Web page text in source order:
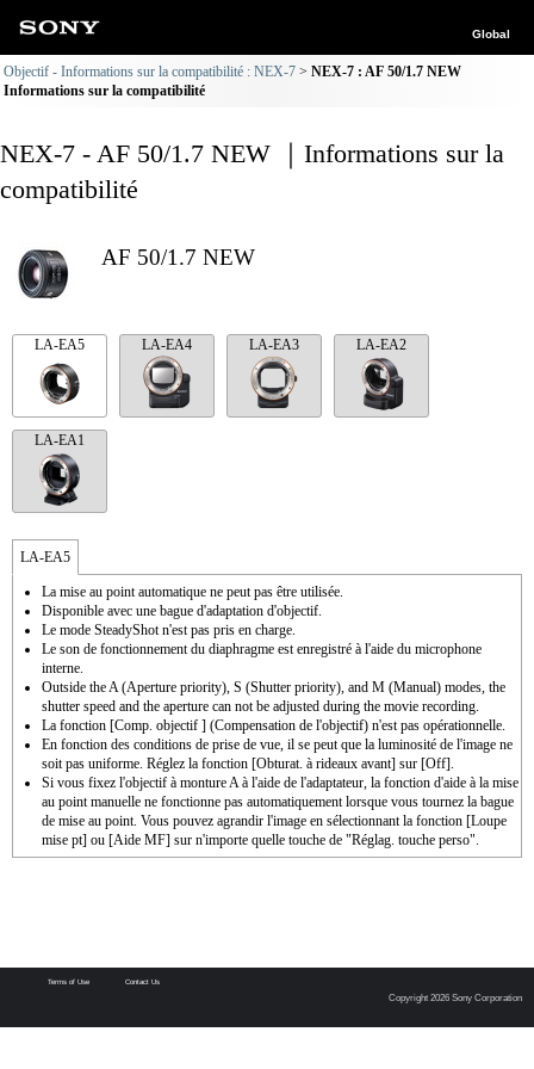
Global
Objectif - Informations sur la compatibilité : NEX-7
NEX-7 : AF 50/1.7 NEW
Informations sur la compatibilité
NEX-7 - AF 50/1.7 NEW ｜Informations sur la
compatibilité
AF 50/1.7 NEW
LA-EA5 LA-EA4 LA-EA3 LA-EA2
LA-EA1
LA-EA5
La mise au point automatique ne peut pas être utilisée.
Disponible avec une bague d'adaptation d'objectif.
Le mode SteadyShot n'est pas pris en charge.
Le son de fonctionnement du diaphragme est enregistré à l'aide du microphone
interne.
Outside the A (Aperture priority), S (Shutter priority), and M (Manual) modes, the
shutter speed and the aperture can not be adjusted during the movie recording.
La fonction [Comp. objectif ] (Compensation de l'objectif) n'est pas opérationnelle.
En fonction des conditions de prise de vue, il se peut que la luminosité de l'image ne
soit pas uniforme. Réglez la fonction [Obturat. à rideaux avant] sur [Off].
Si vous fixez l'objectif à monture A à l'aide de l'adaptateur, la fonction d'aide à la mise
au point manuelle ne fonctionne pas automatiquement lorsque vous tournez la bague
de mise au point. Vous pouvez agrandir l'image en sélectionnant la fonction [Loupe
mise pt] ou [Aide MF] sur n'importe quelle touche de "Réglag. touche perso".
Terms of Use Contact Us
Copyright 2026 Sony Corporation